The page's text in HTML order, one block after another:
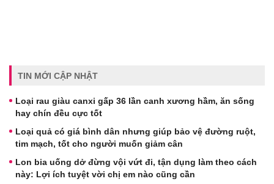
TIN MỚI CẬP NHẬT
Loại rau giàu canxi gấp 36 lần canh xương hầm, ăn sống
hay chín đều cực tốt
Loại quả có giá bình dân nhưng giúp bảo vệ đường ruột,
tim mạch, tốt cho người muốn giảm cân
Lon bia uống dở đừng vội vứt đi, tận dụng làm theo cách
này: Lợi ích tuyệt vời chị em nào cũng cần